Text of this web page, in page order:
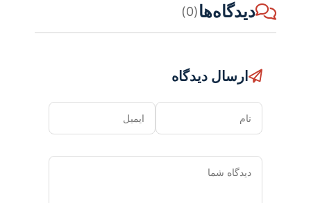
دیدگاه‌ها(0)
ارسال دیدگاه
نام ایمیل
دیدگاه